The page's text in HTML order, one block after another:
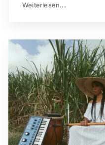
Weiterlesen...